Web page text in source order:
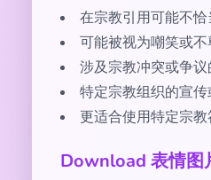
在宗教引用可能不
可能被视为嘲笑或
涉及宗教冲突或争
特定宗教组织的宣
更适合使用特定宗
Download 表情图